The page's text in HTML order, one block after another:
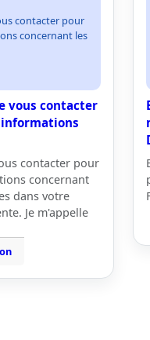
contacter pour
concernant les
vous contacter
contacter pour
concernant
dans votre
Je m'appelle